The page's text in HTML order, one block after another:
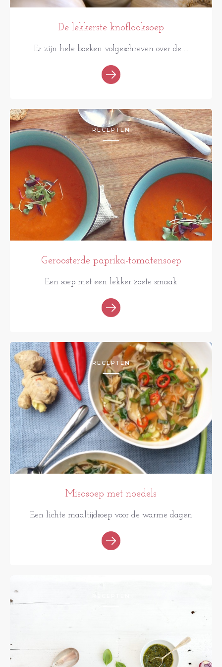
De lekkerste knoflooksoep
Er zijn hele boeken volgeschreven over de ...
RECEPTEN
Geroosterde paprika-tomatensoep
Een soep met een lekker zoete smaak
RECEPTEN
Misosoep met noedels
Een lichte maaltijdsoep voor de warme dagen